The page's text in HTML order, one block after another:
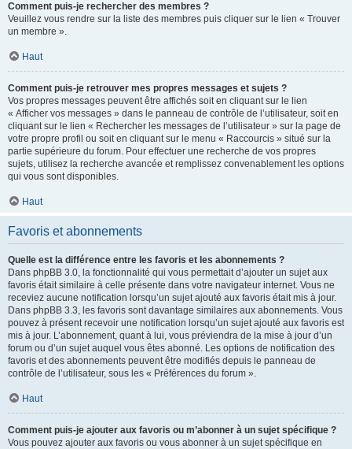
Comment puis-je rechercher des membres ?
Veuillez vous rendre sur la liste des membres puis cliquer sur le lien « Trouver
un membre ».
Haut
Comment puis-je retrouver mes propres messages et sujets ?
Vos propres messages peuvent être affichés soit en cliquant sur le lien
« Afficher vos messages » dans le panneau de contrôle de l’utilisateur, soit en
cliquant sur le lien « Rechercher les messages de l’utilisateur » sur la page de
votre propre profil ou soit en cliquant sur le menu « Raccourcis » situé sur la
partie supérieure du forum. Pour effectuer une recherche de vos propres
sujets, utilisez la recherche avancée et remplissez convenablement les options
qui vous sont disponibles.
Haut
Favoris et abonnements
Quelle est la différence entre les favoris et les abonnements ?
Dans phpBB 3.0, la fonctionnalité qui vous permettait d’ajouter un sujet aux
favoris était similaire à celle présente dans votre navigateur internet. Vous ne
receviez aucune notification lorsqu’un sujet ajouté aux favoris était mis à jour.
Dans phpBB 3.3, les favoris sont davantage similaires aux abonnements. Vous
pouvez à présent recevoir une notification lorsqu’un sujet ajouté aux favoris est
mis à jour. L’abonnement, quant à lui, vous préviendra de la mise à jour d’un
forum ou d’un sujet auquel vous êtes abonné. Les options de notification des
favoris et des abonnements peuvent être modifiés depuis le panneau de
contrôle de l’utilisateur, sous les « Préférences du forum ».
Haut
Comment puis-je ajouter aux favoris ou m’abonner à un sujet spécifique ?
Vous pouvez ajouter aux favoris ou vous abonner à un sujet spécifique en